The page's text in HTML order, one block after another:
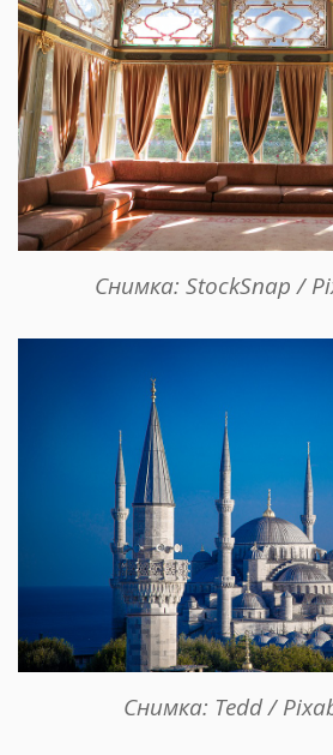
Снимка: StockSnap /
Снимка: Tedd /